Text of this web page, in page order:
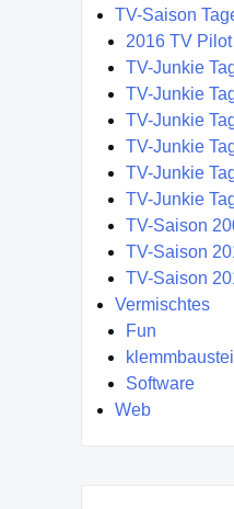
TV-Saison
2016 TV
TV-Junkie
TV-Junkie
TV-Junkie
TV-Junkie
TV-Junkie
TV-Junkie
TV-Saison
TV-Saison
TV-Saison
Vermischtes
Fun
Software
Web